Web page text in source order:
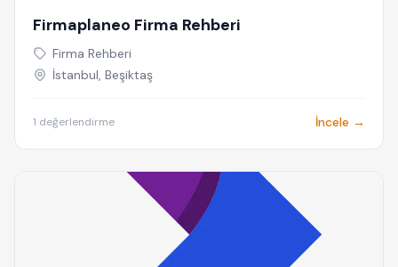
Firmaplaneo Firma Rehberi
Firma Rehberi
İstanbul, Beşiktaş
1 değerlendirme İncele →